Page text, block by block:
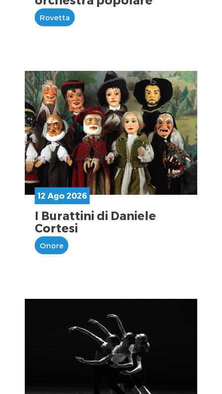
Rovetta
12 Ago 2026
I Burattini di Daniele
Cortesi
Onore